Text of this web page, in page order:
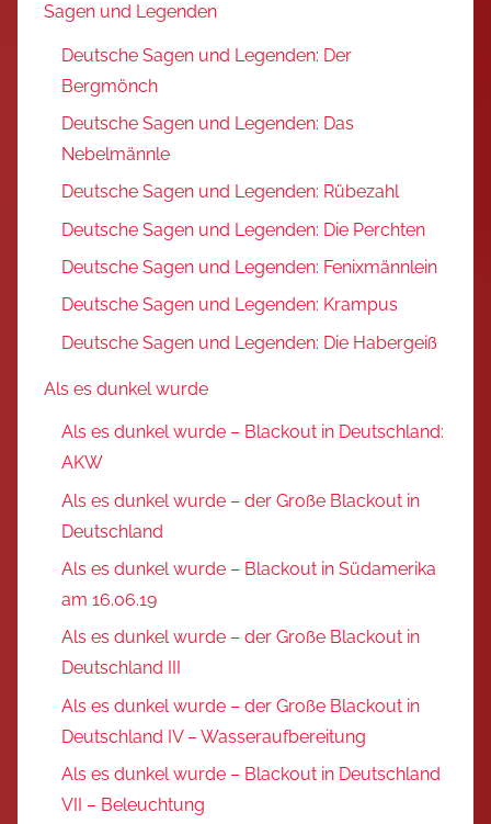
Sagen und Legenden
Deutsche Sagen und Legenden: Der
Bergmönch
Deutsche Sagen und Legenden: Das
Nebelmännle
Deutsche Sagen und Legenden: Rübezahl
Deutsche Sagen und Legenden: Die Perchten
Deutsche Sagen und Legenden: Fenixmännlein
Deutsche Sagen und Legenden: Krampus
Deutsche Sagen und Legenden: Die Habergeiß
Als es dunkel wurde
Als es dunkel wurde – Blackout in Deutschland:
AKW
Als es dunkel wurde – der Große Blackout in
Deutschland
Als es dunkel wurde – Blackout in Südamerika
am 16.06.19
Als es dunkel wurde – der Große Blackout in
Deutschland III
Als es dunkel wurde – der Große Blackout in
Deutschland IV – Wasseraufbereitung
Als es dunkel wurde – Blackout in Deutschland
VII – Beleuchtung